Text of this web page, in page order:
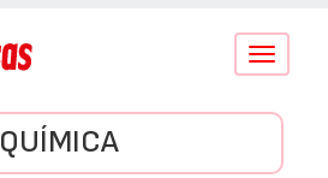
Conmutar
QUÍMICA